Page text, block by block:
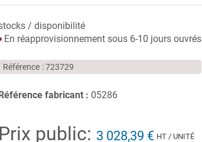
/ disponibilité
En réapprovisionnement sous 6-10 jours ouvrés
Référence 723729
fabricant : 05286
Prix public: 3 028,39 € HT / UNITÉ